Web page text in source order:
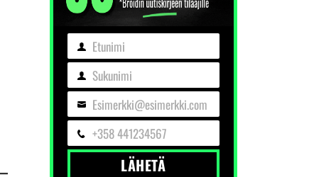
EtunimiEtunimi
SukunimiSukunimi
SähköpostiEsimerkki@esimerkki.com
Puhelin+358 441234567
LÄHETÄ